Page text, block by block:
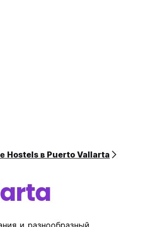
Hostels в Puerto Vallarta